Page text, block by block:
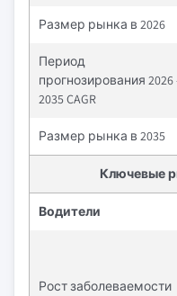
Размер рынка в 2026
Период
прогнозирования 2026
2035 CAGR
Размер рынка в 2035
Ключевые
Водители
Рост заболеваемости